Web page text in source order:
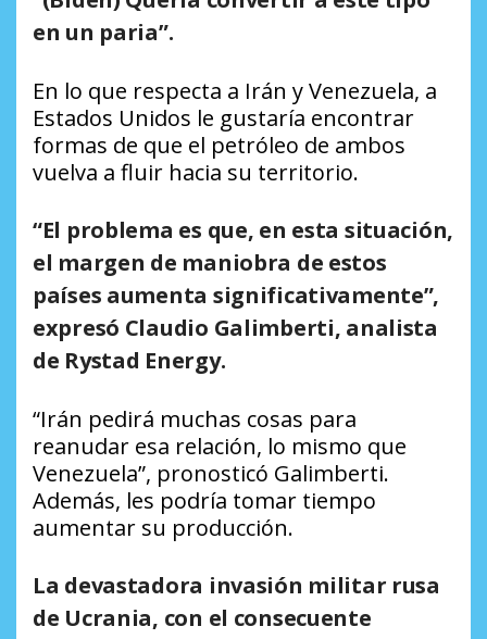
en un paria”.
En lo que respecta a Irán y Venezuela, a
Estados Unidos le gustaría encontrar
formas de que el petróleo de ambos
vuelva a fluir hacia su territorio.
“El problema es que, en esta situación,
el margen de maniobra de estos
países aumenta significativamente”,
expresó Claudio Galimberti, analista
de Rystad Energy.
“Irán pedirá muchas cosas para
reanudar esa relación, lo mismo que
Venezuela”, pronosticó Galimberti.
Además, les podría tomar tiempo
aumentar su producción.
La devastadora invasión militar rusa
de Ucrania, con el consecuente